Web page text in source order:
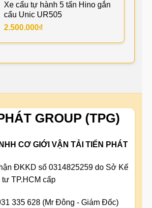
Xe cẩu tự hành 5 tấn Hino gắn
cẩu Unic UR505
2.500.000₫
GROUP (TPG)
CƠ GIỚI VẬN TẢI TIẾN PHÁT
ĐKKD số 0314825259 do Sở Kế
TP.HCM cấp
335 628 (Mr Đông - Giám Đốc)